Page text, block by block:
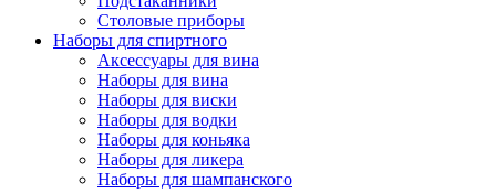
Столовые приборы
Наборы для спиртного
Аксессуары для вина
Наборы для вина
Наборы для виски
Наборы для водки
Наборы для коньяка
Наборы для ликера
Наборы для шампанского